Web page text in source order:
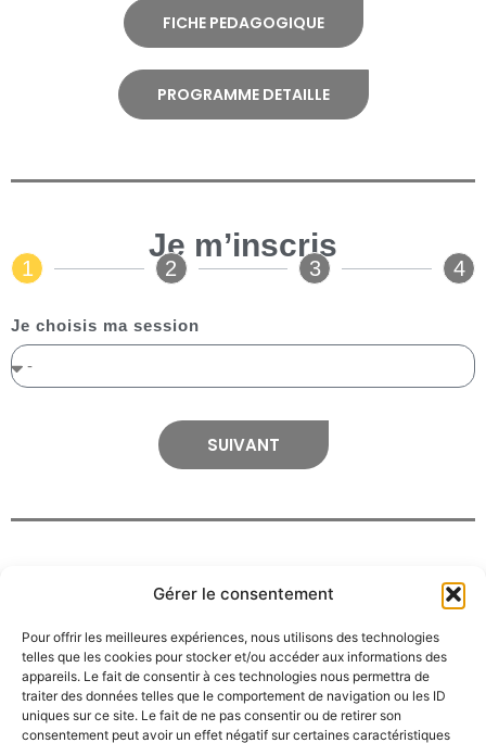
Gérer le consentement
Pour offrir les meilleures expériences, nous utilisons des technologies
telles que les cookies pour stocker et/ou accéder aux informations des
appareils. Le fait de consentir à ces technologies nous permettra de
traiter des données telles que le comportement de navigation ou les ID
uniques sur ce site. Le fait de ne pas consentir ou de retirer son
consentement peut avoir un effet négatif sur certaines caractéristiques
FICHE PEDAGOGIQUE
PROGRAMME DETAILLE
Je m’inscris
1 2 3 4
Je choisis ma session
SUIVANT